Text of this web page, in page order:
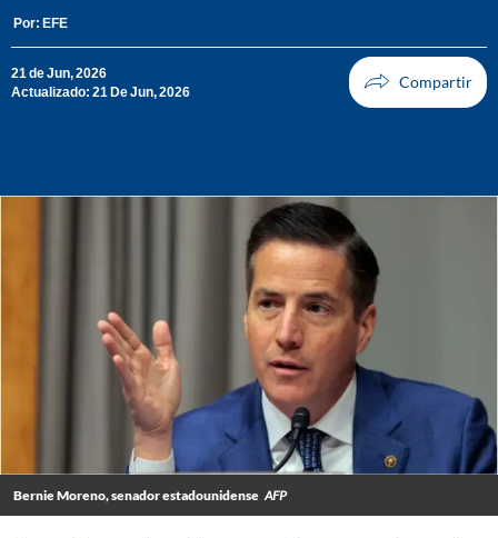
Por: EFE
21 de Jun, 2026
Actualizado: 21 De Jun, 2026
Bernie Moreno, senador estadounidense AFP